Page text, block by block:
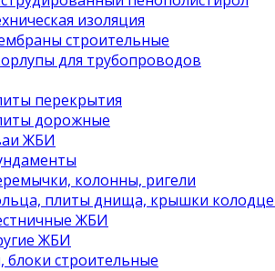
изоляция
строительные
для трубопроводов
перекрытия
дорожные
ЖБИ
колонны, ригели
плиты днища, крышки
ЖБИ
ЖБИ
блоки строительные